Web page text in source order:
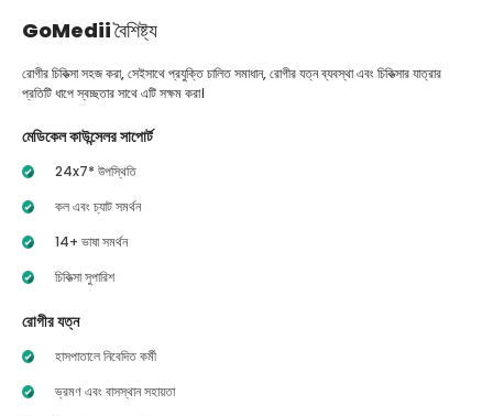
GoMediiবৈশিষ্ট্য
রোগীর চিকিত্সা সহজ করা, সেইসাথে প্রযুক্তি চালিত সমাধান, রোগীর যত্ন ব্যবস্থা এবং চিকিত্সার যাত্রার
প্রতিটি ধাপে স্বচ্ছতার সাথে এটি সক্ষম করা।
মেডিকেল কাউন্সেলর সাপোর্ট
24x7* উপস্থিতি
কল এবং চ্যাট সমর্থন
14+ ভাষা সমর্থন
চিকিত্সা সুপারিশ
রোগীর যত্ন
হাসপাতালে নিবেদিত কর্মী
ভ্রমণ এবং বাসস্থান সহায়তা